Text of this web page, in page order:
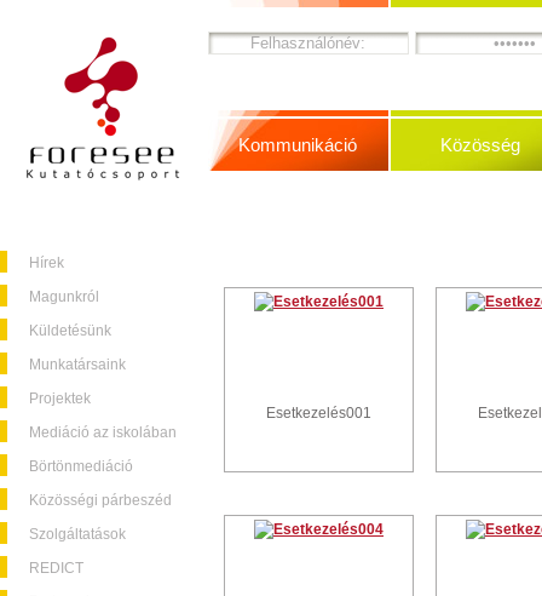
Hírek
Magunkról
Küldetésünk
Munkatársaink
Projektek
Mediáció az iskolában
Börtönmediáció
Közösségi párbeszéd
Szolgáltatások
REDICT
Kommunikáció Közösség
Esetkezelés001